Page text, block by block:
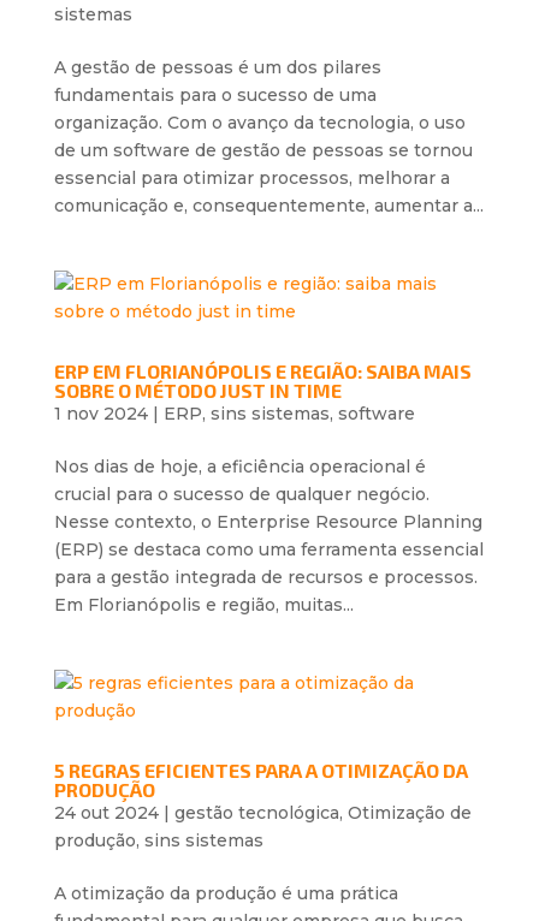
sistemas
A gestão de pessoas é um dos pilares
fundamentais para o sucesso de uma
organização. Com o avanço da tecnologia, o uso
de um software de gestão de pessoas se tornou
essencial para otimizar processos, melhorar a
comunicação e, consequentemente, aumentar a...
ERP EM FLORIANÓPOLIS E REGIÃO: SAIBA MAIS
SOBRE O MÉTODO JUST IN TIME
1 nov 2024| ERP, sins sistemas, software
Nos dias de hoje, a eficiência operacional é
crucial para o sucesso de qualquer negócio.
Nesse contexto, o Enterprise Resource Planning
(ERP) se destaca como uma ferramenta essencial
para a gestão integrada de recursos e processos.
Em Florianópolis e região, muitas...
5 REGRAS EFICIENTES PARA A OTIMIZAÇÃO DA
PRODUÇÃO
24 out 2024| gestão tecnológica, Otimização de
produção, sins sistemas
A otimização da produção é uma prática